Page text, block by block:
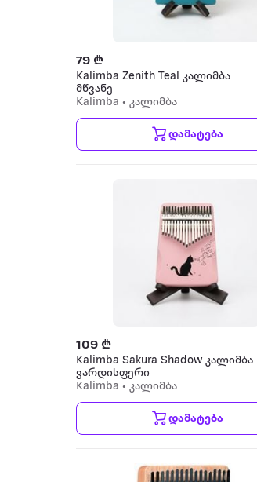
79 ₾
Kalimba Zenith Teal კალიმბა
მწვანე
Kalimba • კალიმბა
დამატება
109 ₾
Kalimba Sakura Shadow კალიმბა
ვარდისფერი
Kalimba • კალიმბა
დამატება